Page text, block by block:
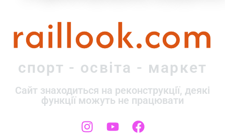
raillook.com
спорт - освіта - маркет
Сайт знаходиться на реконструкції, деякі
функції можуть не працювати